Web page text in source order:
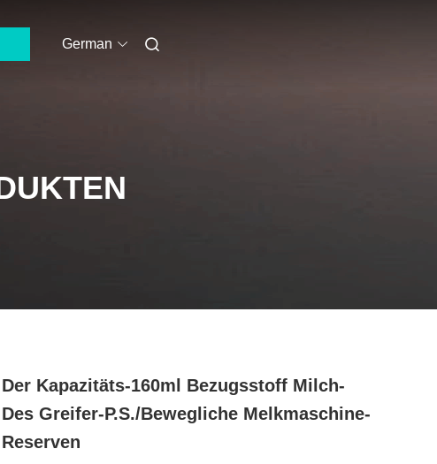
German
Der Kapazitäts-160ml Bezugsstoff Milch-
Des Greifer-P.S./bewegliche Melkmaschine-
Reserven